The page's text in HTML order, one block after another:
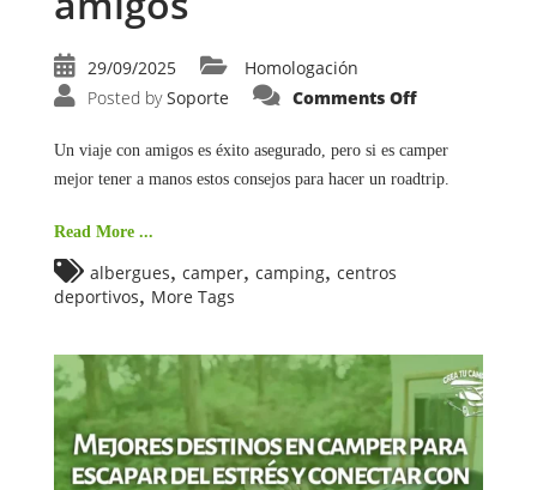
29/09/2025
Homologación
Posted by Soporte Comments Offon
para
un
roadtrip
Un viaje con amigos es éxito asegurado, pero si es camper
mejor tener a manos estos consejos para hacer un roadtrip.
Read More ...
albergues camper camping centros
deportivos
More Tags